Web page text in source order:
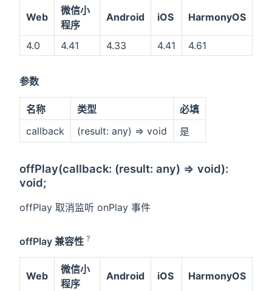
Web
微信小
程序
Android iOS HarmonyOS
4.0 4.41 4.33 4.41 4.61
参数
名称 类型
必填
callback
(result: any) => void 是
offPlay(callback: (result: any) => void):
void;
offPlay 取消监听 onPlay 事件
offPlay 兼容性 ?
Web
微信小
程序
Android iOS HarmonyOS